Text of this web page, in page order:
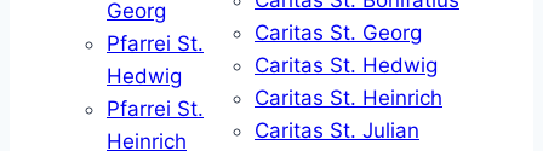
Georg
Pfarrei St.
Hedwig
Pfarrei St.
Heinrich
Caritas St. Georg
Caritas St. Hedwig
Caritas St. Heinrich
Caritas St. Julian